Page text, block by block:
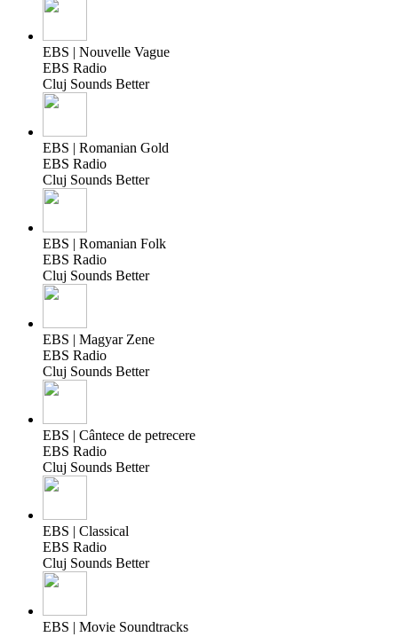
EBS | Nouvelle Vague
EBS Radio
Cluj Sounds Better
EBS | Romanian Gold
EBS Radio
Cluj Sounds Better
EBS | Romanian Folk
EBS Radio
Cluj Sounds Better
EBS | Magyar Zene
EBS Radio
Cluj Sounds Better
EBS | Cântece de petrecere
EBS Radio
Cluj Sounds Better
EBS | Classical
EBS Radio
Cluj Sounds Better
EBS | Movie Soundtracks